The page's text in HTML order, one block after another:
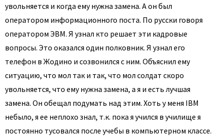
увольняется и когда ему нужна замена. А он был
оператором информационного поста. По русски говоря
оператором ЭВМ. Я узнал кто решает эти кадровые
вопросы. Это оказался один полковник. Я узнал его
телефон в Жодино и созвонился с ним. Объяснил ему
ситуацию, что мол так и так, что мол солдат скоро
увольняется, что ему нужна замена, а я и есть лучшая
замена. Он обещал подумать над этим. Хоть у меня IBM
небыло, я ее неплохо знал, т.к. пока я учился в училище я
постоянно тусовался после учебы в компьютерном классе.